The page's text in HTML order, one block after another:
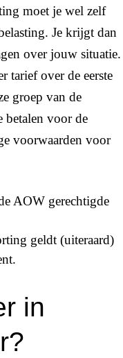
moet je wel zelf
Je krijgt dan
over jouw situatie.
tarief over de eerste
groep van de
betalen voor de
voorwaarden voor
AOW gerechtigde
geldt (uiteraard)
in